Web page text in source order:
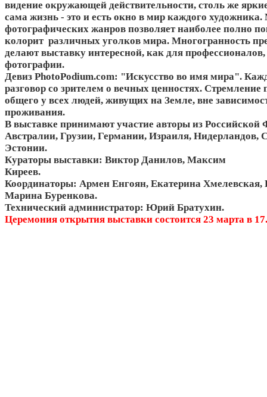
видение окружающей действительности, столь же
сама жизнь - это и есть окно в мир каждого художника.
фотографических жанров позволяет наиболее полно
колорит различных уголков мира. Многогранность
делают выставку интересной, как для
фотографии.
Девиз PhotoPodium.com: "Искусство во имя мира".
разговор со зрителем о вечных ценностях. Стремление
общего у всех людей, живущих на Земле, вне
проживания.
В выставке принимают участие авторы из
Австралии, Грузии, Германии, Израиля,
Эстонии.
Кураторы выставки: Виктор Данилов, Максим
Киреев.
Координаторы: Армен Енгоян, Екатерина Хмелевская,
Марина Буренкова.
Технический администратор: Юрий Братухин.
Церемония открытия выставки состоится 23 марта в